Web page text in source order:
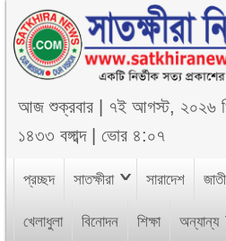
আজশুক্রবার ৭ই আগস্ট, ২০২৬
১৪৩৩ বঙ্গাব্দ|ভোর ৪:০৭
প্রচ্ছদ সাতক্ষীরা সারাদেশ
খেলাধুলা বিনোদন শিক্ষা অন্যান্য